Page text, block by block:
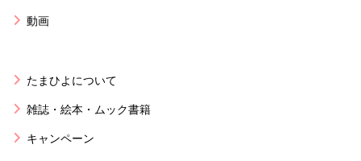
動画
たまひよについて
雑誌・絵本・ムック書籍
キャンペーン